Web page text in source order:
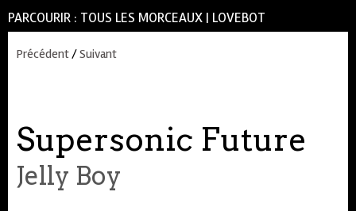
PARCOURIR : TOUS LES MORCEAUX | LOVEBOT
Précédent/Suivant
Supersonic Future
Jelly Boy